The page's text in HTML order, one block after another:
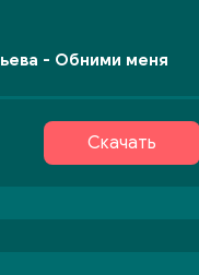
- Обними меня
Скачать